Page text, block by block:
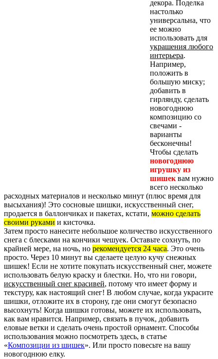
декора. Поделка
настолько
универсальна, что
ее можно
использовать для
украшения любого
интерьера.
Например,
положить в
большую миску;
добавить в
гирлянду, сделать
новогоднюю
композицию со
свечами -
варианты
бесконечны!
Чтобы сделать
новогоднюю
игрушку из
шишек вам нужно
всего несколько
расходных материалов и несколько минут (плюс время для
высыхания)! Это сосновые шишки, искусственный снег,
продается в баллончиках и пакетах, кстати, можно сделать
своими руками и кисточка.
Затем просто нанесите небольшое количество искусственного
снега с блесками на кончики чешуек. Оставьте сохнуть, по
крайней мере, на ночь, но рекомендуется 24 часа. Это очень
просто. Через 10 минут вы сделаете целую кучу снежных
шишек! Если не хотите покупать искусственный снег, можете
использовать белую краску и блестки. Но, что ни говори,
искусственный снег красивей, потому что имеет форму и
текстуру, как настоящий снег! В любом случае, когда украсите
шишки, отложите их в сторону, где они смогут безопасно
высохнуть! Когда шишки готовы, можете их использовать,
как вам нравится. Например, связать в пучок, добавить
еловые ветки и сделать очень простой орнамент. Способы
использования можно посмотреть здесь, в статье
«Композиции из шишек». Или просто повесьте на вашу
новогоднюю елку.